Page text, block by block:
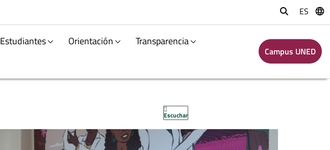
Buscar
ES
Estudiantes Orientación
Transparencia
Campus UNED
Escuchar